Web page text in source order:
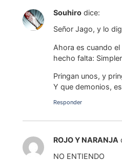
Souhiro dice:
Señor Jago, y lo
Ahora es cuando
hecho falta:
Pringan unos, y
Y que demonios,
Responder
ROJO Y NARANJA
NO ENTIENDO